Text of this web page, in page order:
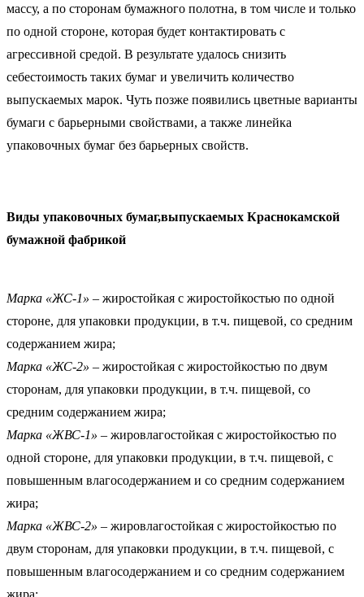
массу, а по сторонам бумажного полотна, в том числе и только
по одной стороне, которая будет контактировать с
агрессивной средой. В результате удалось снизить
себестоимость таких бумаг и увеличить количество
выпускаемых марок. Чуть позже появились цветные варианты
бумаги с барьерными свойствами, а также линейка
упаковочных бумаг без барьерных свойств.
Виды упаковочных бумаг,выпускаемых Краснокамской
бумажной фабрикой
Марка «ЖС-1» – жиростойкая с жиростойкостью по одной
стороне, для упаковки продукции, в т.ч. пищевой, со средним
содержанием жира;
Марка «ЖС-2» – жиростойкая с жиростойкостью по двум
сторонам, для упаковки продукции, в т.ч. пищевой, со
средним содержанием жира;
Марка «ЖВС-1» – жировлагостойкая с жиростойкостью по
одной стороне, для упаковки продукции, в т.ч. пищевой, с
повышенным влагосодержанием и со средним содержанием
жира;
Марка «ЖВС-2» – жировлагостойкая с жиростойкостью по
двум сторонам, для упаковки продукции, в т.ч. пищевой, с
повышенным влагосодержанием и со средним содержанием
жира;